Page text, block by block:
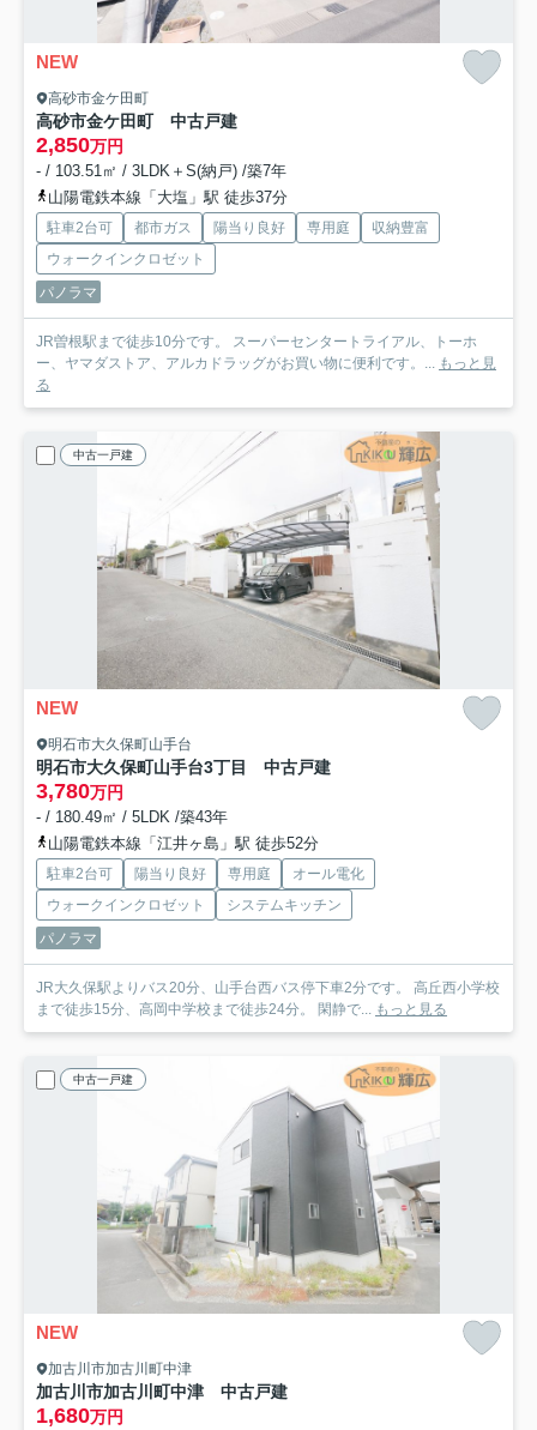
NEW
高砂市金ケ田町
高砂市金ケ田町 中古戸建
2,850万円
- / 103.51㎡ / 3LDK＋S(納戸) /築7年
山陽電鉄本線「大塩」駅 徒歩37分
駐車2台可 都市ガス 陽当り良好 専用庭
収納豊富
ウォークインクロゼット
パノラマ
JR曽根駅まで徒歩10分です。 スーパーセンタートライアル、トーホ
ー、ヤマダストア、アルカドラッグがお買い物に便利です。... もっと見
る
中古一戸建
NEW
明石市大久保町山手台
明石市大久保町山手台3丁目 中古戸建
3,780万円
- / 180.49㎡ / 5LDK /築43年
山陽電鉄本線「江井ヶ島」駅 徒歩52分
駐車2台可 陽当り良好 専用庭
オール電化
ウォークインクロゼット
システムキッチン
パノラマ
JR大久保駅よりバス20分、山手台西バス停下車2分です。 高丘西小学校
まで徒歩15分、高岡中学校まで徒歩24分。 閑静で... もっと見る
中古一戸建
NEW
加古川市加古川町中津
加古川市加古川町中津 中古戸建
1,680万円